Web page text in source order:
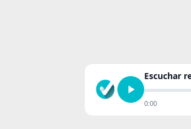
Escuchar
0:00